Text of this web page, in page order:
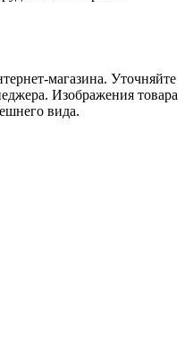
магазина. Уточняйте
Изображения товара
вида.